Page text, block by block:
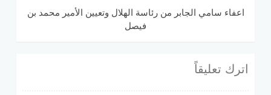
اعفاء سامي الجابر من رئاسة الهلال وتعيين الأمير محمد بن
فيصل
اترك تعليقاً